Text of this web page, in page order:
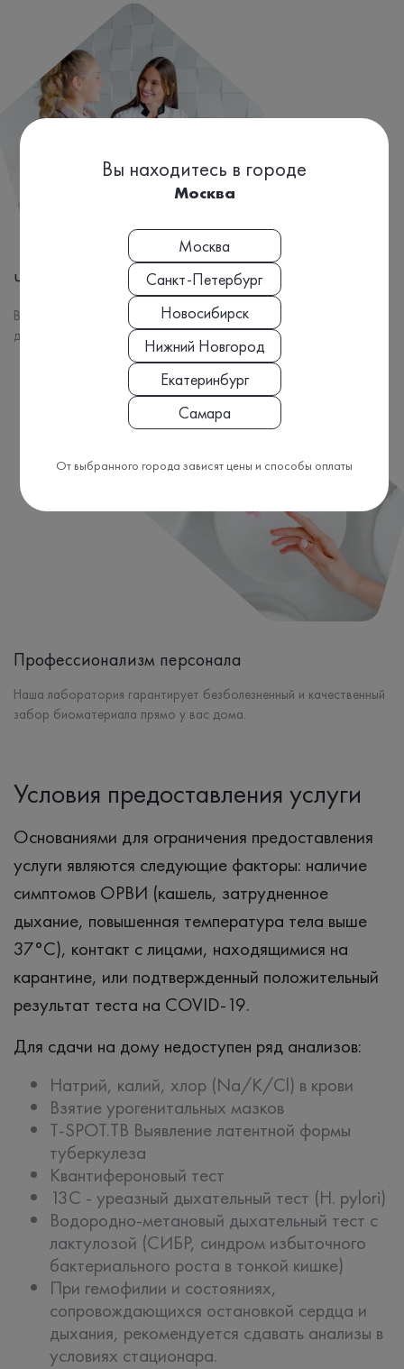
Четкий график выезда
Выберите удобный временной слот, чтобы спланировать свой
день без лишних ожиданий.
Профессионализм персонала
Наша лаборатория гарантирует безболезненный и качественный
забор биоматериала прямо у вас дома.
Условия предоставления услуги
Основаниями для ограничения предоставления
услуги являются следующие факторы: наличие
симптомов ОРВИ (кашель, затрудненное
дыхание, повышенная температура тела выше
37°C), контакт с лицами, находящимися на
карантине, или подтвержденный положительный
результат теста на COVID-19.
Для сдачи на дому недоступен ряд анализов:
Натрий, калий, хлор (Na/K/Cl) в крови
Взятие урогенитальных мазков
T-SPOT.TB Выявление латентной формы
туберкулеза
Квантифероновый тест
13С - уреазный дыхательный тест (H. pylori)
Водородно-метановый дыхательный тест с
лактулозой (СИБР, синдром избыточного
бактериального роста в тонкой кишке)
При гемофилии и состояниях,
сопровождающихся остановкой сердца и
дыхания, рекомендуется сдавать анализы в
условиях стационара.
Вы находитесь в городе
Москва
Москва
Санкт-Петербург
Новосибирск
Нижний Новгород
Екатеринбург
Самара
От выбранного города зависят цены и способы оплаты